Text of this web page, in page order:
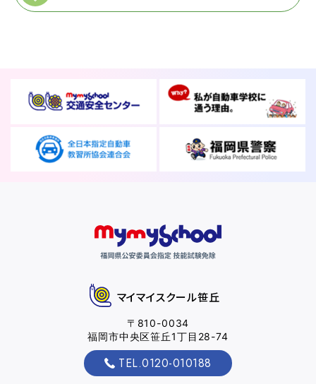
2026.08.01 お知らせ NEW!
年2月からも可能です
お役立ちコラム
オンライン入校
受付
資料請求
マイマイスクール笹丘
〒810-0034
福岡市中央区笹丘1丁目28-74
TEL.0120-010188